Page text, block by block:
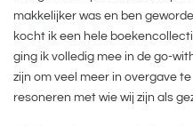
makkelijker was en ben
kocht ik een hele
ging ik volledig mee in de go-
zijn om veel meer in overgave
resoneren met wie wij zijn als